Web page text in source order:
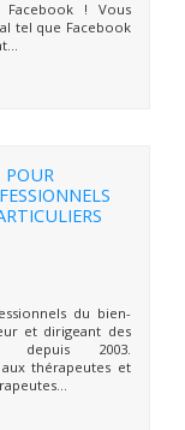
! Vous
tel que Facebook
POUR
du bien-
et dirigeant des
depuis 2003.
thérapeutes et